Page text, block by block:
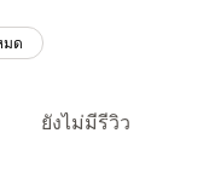
มด
ยังไม่มีรีวิว